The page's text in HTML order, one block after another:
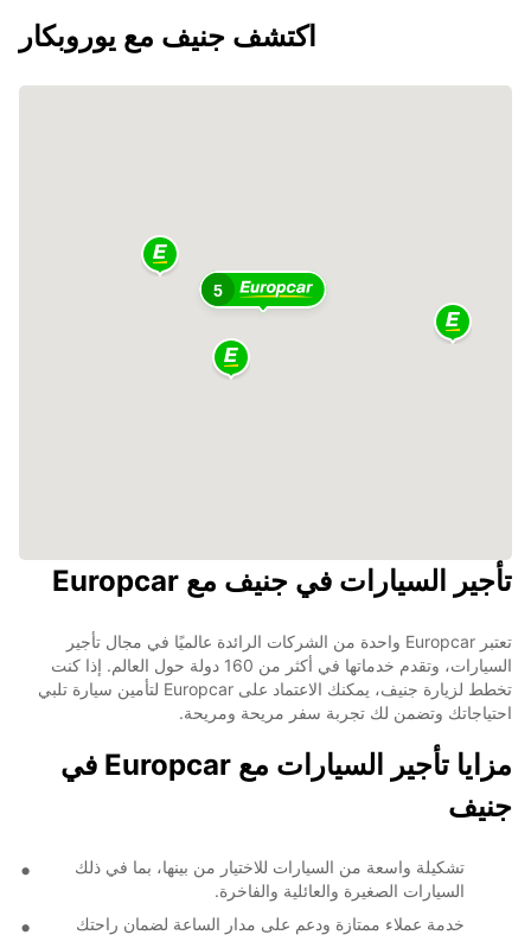
اكتشف جنيف مع يوروبكار
5
تأجير السيارات في جنيف مع Europcar
تعتبر Europcar واحدة من الشركات الرائدة عالميًا في مجال تأجير
السيارات، وتقدم خدماتها في أكثر من 160 دولة حول العالم. إذا كنت
تخطط لزيارة جنيف، يمكنك الاعتماد على Europcar لتأمين سيارة تلبي
احتياجاتك وتضمن لك تجربة سفر مريحة ومريحة.
مزايا تأجير السيارات مع Europcar في
جنيف
تشكيلة واسعة من السيارات للاختيار من بينها، بما في ذلك
السيارات الصغيرة والعائلية والفاخرة.
خدمة عملاء ممتازة ودعم على مدار الساعة لضمان راحتك